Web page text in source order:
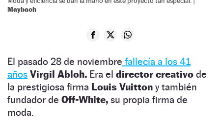
Maybach
El pasado 28 de noviembre fallecía a los 41
años Virgil Abloh. Era el director creativo de
la prestigiosa firma Louis Vuitton y también
fundador de Off-White, su propia firma de
moda.